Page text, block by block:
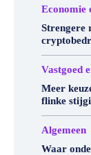
Economie
Strengere
Vastgoed
Meer
flinke
Algemeen
Waar